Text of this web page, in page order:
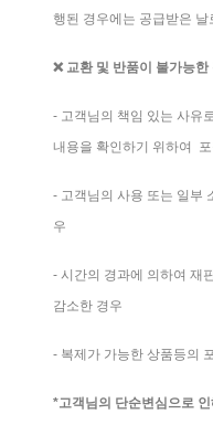
행된 경우에는 공급받은
❌ 교환 및 반품이 불가능한
- 고객님의 책임 있는 사유
내용을 확인하기 위하여
- 고객님의 사용 또는 일부
우
- 시간의 경과에 의하여 재
감소한 경우
- 복제가 가능한 상품등의
*고객님의 단순변심으로